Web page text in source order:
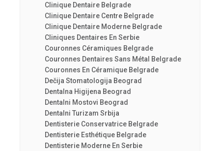
Clinique Dentaire Belgrade
Clinique Dentaire Centre Belgrade
Clinique Dentaire Moderne Belgrade
Cliniques Dentaires En Serbie
Couronnes Céramiques Belgrade
Couronnes Dentaires Sans Métal Belgrade
Couronnes En Céramique Belgrade
Dečija Stomatologija Beograd
Dentalna Higijena Beograd
Dentalni Mostovi Beograd
Dentalni Turizam Srbija
Dentisterie Conservatrice Belgrade
Dentisterie Esthétique Belgrade
Dentisterie Moderne En Serbie